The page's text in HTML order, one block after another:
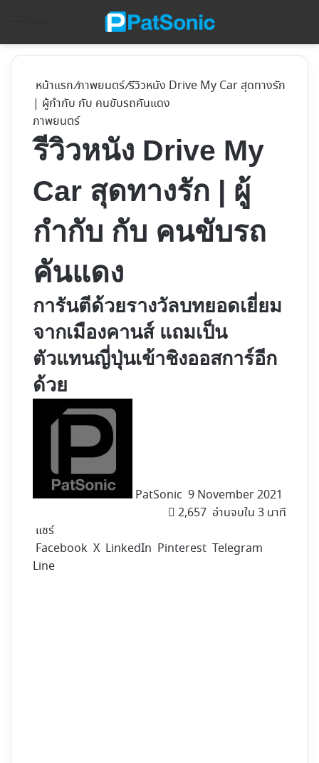
หน้าแรก/ภาพยนตร์/รีวิวหนัง Drive My Car สุดทางรัก
| ผู้กำกับ กับ คนขับรถคันแดง
ภาพยนตร์
รีวิวหนัง Drive My
Car สุดทางรัก | ผู้
กำกับ กับ คนขับรถ
คันแดง
การันตีด้วยรางวัลบทยอดเยี่ยม
จากเมืองคานส์ แถมเป็น
ตัวแทนญี่ปุ่นเข้าชิงออสการ์อีก
ด้วย
PatSonic 9 November 2021
2,657 อ่านจบใน 3 นาที
แชร์
Facebook X LinkedIn Pinterest Telegram
Line